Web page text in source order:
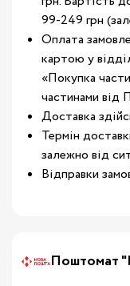
99-249 грн
Оплата
картою у
«Покупка
частинами
Доставка
Термін
залежно від
Відправки
Поштомат